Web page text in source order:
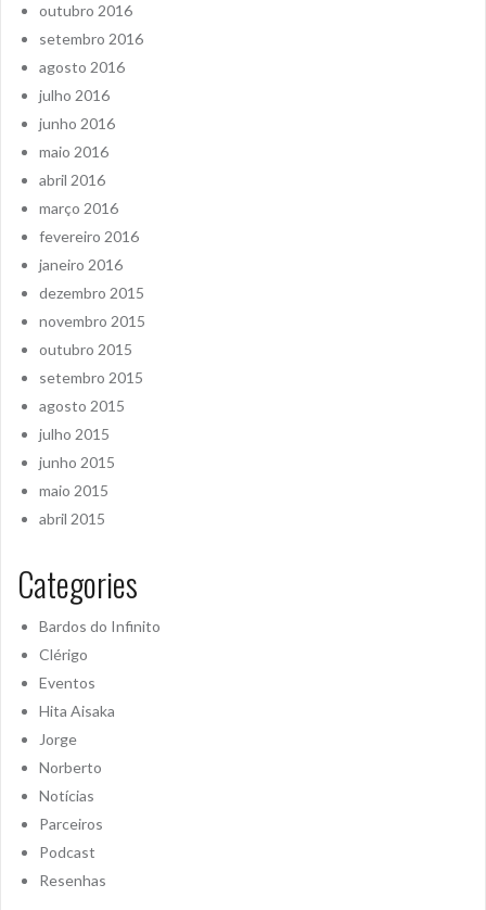
outubro 2016
setembro 2016
agosto 2016
julho 2016
junho 2016
maio 2016
abril 2016
março 2016
fevereiro 2016
janeiro 2016
dezembro 2015
novembro 2015
outubro 2015
setembro 2015
agosto 2015
julho 2015
junho 2015
maio 2015
abril 2015
Categories
Bardos do Infinito
Clérigo
Eventos
Hita Aisaka
Jorge
Norberto
Notícias
Parceiros
Podcast
Resenhas